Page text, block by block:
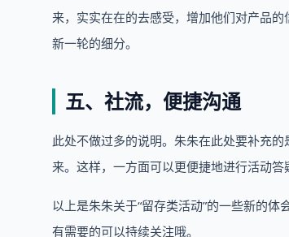
来，实实在在的去感受，增加他们对产品
新一轮的细分。
五、社流，便捷沟通
此处不做过多的说明。朱朱在此处要补充
来。这样，一方面可以更便捷地进行活动
以上是朱朱关于“留存类活动”的一些新的体
有需要的可以持续关注哦。